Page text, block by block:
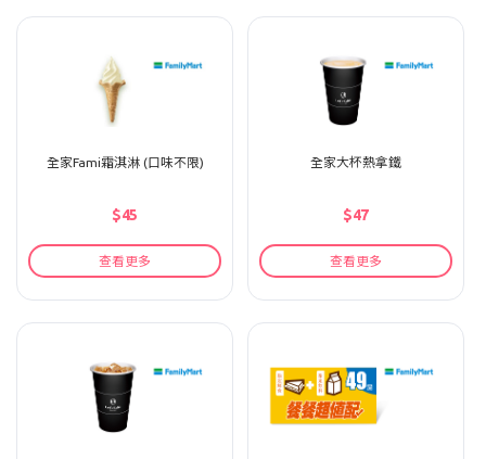
全家Fami霜淇淋 (口味不限)
$45
查看更多
全家大杯熱拿鐵
$47
查看更多